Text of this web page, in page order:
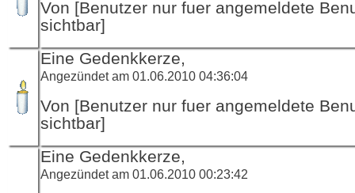
Von [Benutzer nur fuer angemeldete
sichtbar]
Eine Gedenkkerze,
Angezündet am 01.06.2010 04:36:04
Von [Benutzer nur fuer angemeldete
sichtbar]
Eine Gedenkkerze,
Angezündet am 01.06.2010 00:23:42